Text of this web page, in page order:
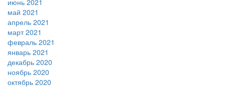
июнь 2021
май 2021
апрель 2021
март 2021
февраль 2021
январь 2021
декабрь 2020
ноябрь 2020
октябрь 2020